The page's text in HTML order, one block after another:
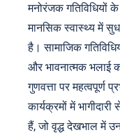
मनोरंजक गतिविधियों
मानसिक स्वास्थ्य में
है। सामाजिक
और भावनात्मक भलाई
गुणवत्ता पर महत्वपूर्ण
कार्यक्रमों में
हैं, जो वृद्ध देखभाल में